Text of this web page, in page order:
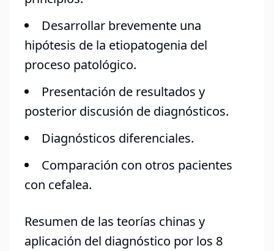
Desarrollar brevemente una
hipótesis de la etiopatogenia del
proceso patológico.
Presentación de resultados y
posterior discusión de diagnósticos.
Diagnósticos diferenciales.
Comparación con otros pacientes
con cefalea.
Resumen de las teorías chinas y
aplicación del diagnóstico por los 8